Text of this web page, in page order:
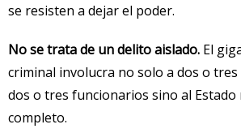
se resisten a dejar el poder.
No se trata de un delito aislado. El
criminal involucra no solo a dos o
dos o tres funcionarios sino al Estado
completo.